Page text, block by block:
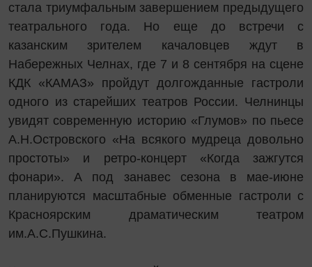
стала триумфальным завершением предыдущего
театрального года. Но еще до встречи с
казанским зрителем качаловцев ждут в
Набережных Челнах, где 7 и 8 сентября на сцене
КДК «КАМАЗ» пройдут долгожданные гастроли
одного из старейших театров России. Челнинцы
увидят современную историю «Глумов» по пьесе
А.Н.Островского «На всякого мудреца довольно
простоты» и ретро-концерт «Когда зажгутся
фонари». А под занавес сезона в мае-июне
планируются масштабные обменные гастроли с
Красноярским драматическим театром
им.А.С.Пушкина.